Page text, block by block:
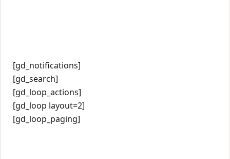
[gd_notifications]
[gd_search]
[gd_loop_actions]
[gd_loop layout=2]
[gd_loop_paging]